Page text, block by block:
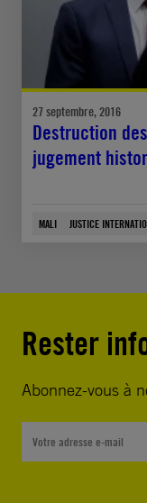
27 septembre, 2016
Destruction
jugement
MALI JUSTICE
Rester
Abonnez-vous à